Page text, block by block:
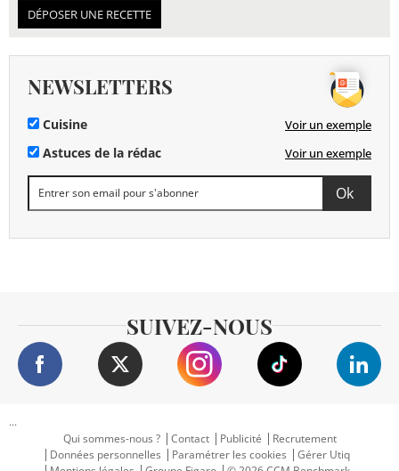
DÉPOSER UNE RECETTE
NEWSLETTERS
Cuisine Voir un exemple
Astuces de la rédac Voir un exemple
SUIVEZ-NOUS
...
Qui sommes-nous ?
Contact Publicité
Recrutement
Données personnelles
Paramétrer les cookies
Gérer Utiq